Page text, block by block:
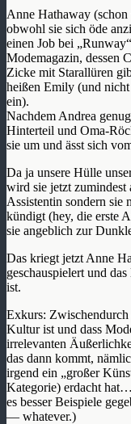
Anne Hathaway
obwohl sie sich öde
einen Job bei
Modemagazin, dessen
Zicke mit Starallüren
heißen Emily (und
ein).
Nachdem Andrea
Hinterteil und Oma-
sie um und ässt sich
Da ja unsere Hülle
wird sie jetzt zumindest
Assistentin sondern sie
kündigt (hey, die erste
sie angeblich zur
Das kriegt jetzt Anne
geschauspielert und
ist.
Exkurs:
Kultur ist und dass
irrelevanten
das dann kommt,
irgend ein „großer
Kategorie) erdacht
es besser Beispiele
— whatever.)